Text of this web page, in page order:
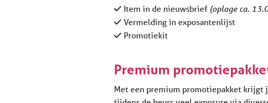
Item in de nieuwsbrief (oplage ca.
Vermelding in exposantenlijst
Promotiekit
Premium
Met een premium promotiepakket krijgt